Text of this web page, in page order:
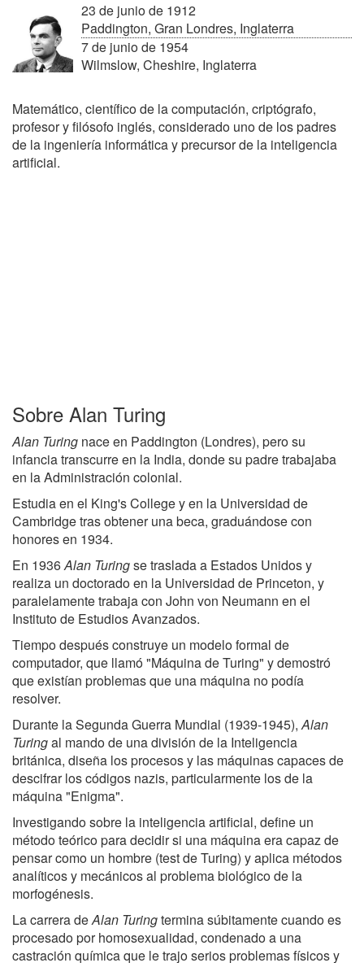
23 de junio de 1912
Paddington, Gran Londres, Inglaterra
7 de junio de 1954
Wilmslow, Cheshire, Inglaterra
Matemático, científico de la computación, criptógrafo,
profesor y filósofo inglés, considerado uno de los padres
de la ingeniería informática y precursor de la inteligencia
artificial.
Sobre Alan Turing
Alan Turing nace en Paddington (Londres), pero su
infancia transcurre en la India, donde su padre trabajaba
en la Administración colonial.
Estudia en el King's College y en la Universidad de
Cambridge tras obtener una beca, graduándose con
honores en 1934.
En 1936Alan Turingse traslada a Estados Unidos y
realiza un doctorado en la Universidad de Princeton, y
paralelamente trabaja con John von Neumann en el
Instituto de Estudios Avanzados.
Tiempo después construye un modelo formal de
computador, que llamó "Máquina de Turing" y demostró
que existían problemas que una máquina no podía
resolver.
Durante la Segunda Guerra Mundial (1939-1945),Alan
Turingal mando de una división de la Inteligencia
británica, diseña los procesos y las máquinas capaces de
descifrar los códigos nazis, particularmente los de la
máquina "Enigma".
Investigando sobre la inteligencia artificial, define un
método teórico para decidir si una máquina era capaz de
pensar como un hombre (test de Turing) y aplica métodos
analíticos y mecánicos al problema biológico de la
morfogénesis.
La carrera deAlan Turingtermina súbitamente cuando es
procesado por homosexualidad, condenado a una
castración química que le trajo serios problemas físicos y